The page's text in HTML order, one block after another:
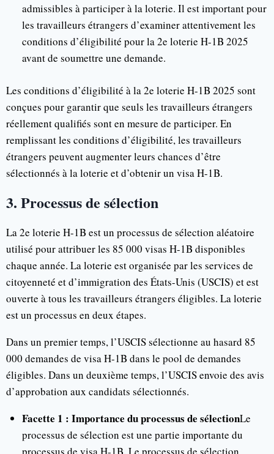
admissibles à participer à la loterie. Il est important pour
les travailleurs étrangers d’examiner attentivement les
conditions d’éligibilité pour la 2e loterie H-1B 2025
avant de soumettre une demande.
Les conditions d’éligibilité à la 2e loterie H-1B 2025 sont
conçues pour garantir que seuls les travailleurs étrangers
réellement qualifiés sont en mesure de participer. En
remplissant les conditions d’éligibilité, les travailleurs
étrangers peuvent augmenter leurs chances d’être
sélectionnés à la loterie et d’obtenir un visa H-1B.
3. Processus de sélection
La 2e loterie H-1B est un processus de sélection aléatoire
utilisé pour attribuer les 85 000 visas H-1B disponibles
chaque année. La loterie est organisée par les services de
citoyenneté et d’immigration des États-Unis (USCIS) et est
ouverte à tous les travailleurs étrangers éligibles. La loterie
est un processus en deux étapes.
Dans un premier temps, l’USCIS sélectionne au hasard 85
000 demandes de visa H-1B dans le pool de demandes
éligibles. Dans un deuxième temps, l’USCIS envoie des avis
d’approbation aux candidats sélectionnés.
Facette 1 : Importance du processus de sélectionLe
processus de sélection est une partie importante du
processus de visa H-1B. Le processus de sélection